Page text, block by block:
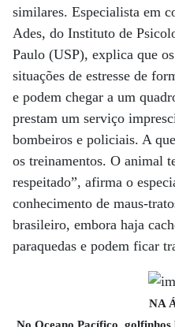
similares. Especialista em
Ades, do Instituto de
Paulo (USP), explica que
situações de estresse de
e podem chegar a um
prestam um serviço
bombeiros e policiais. A
os treinamentos. O animal
respeitado”, afirma o
conhecimento de maus-
brasileiro, embora haja
paraquedas e podem ficar
NA
No Oceano Pacífico,